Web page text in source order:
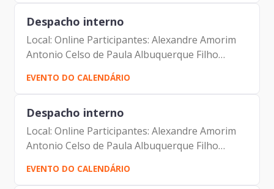
Luciano de Azevedo...
Despacho interno
Local: Online Participantes: Alexandre Amorim
Antonio Celso de Paula Albuquerque Filho
Alexandre Gedanken
EVENTO DO CALENDÁRIO
Despacho interno
Local: Online Participantes: Alexandre Amorim
Antonio Celso de Paula Albuquerque Filho
Alexandre Gedanken
EVENTO DO CALENDÁRIO